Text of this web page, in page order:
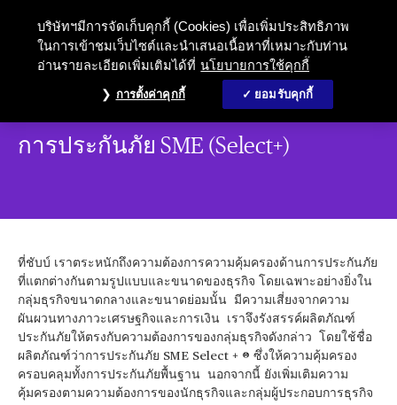
ประกันภัย sme
การประกันภัย SME (Select+)
ที่ชับบ์ เราตระหนักถึงความต้องการความคุ้มครองด้านการประกันภัย
ที่แตกต่างกันตามรูปแบบและขนาดของธุรกิจ โดยเฉพาะอย่างยิ่งใน
กลุ่มธุรกิจขนาดกลางและขนาดย่อมนั้น มีความเสี่ยงจากความ
ผันผวนทางภาวะเศรษฐกิจและการเงิน เราจึงรังสรรค์ผลิตภัณฑ์
ประกันภัยให้ตรงกับความต้องการของกลุ่มธุรกิจดังกล่าว โดยใช้ชื่อ
ผลิตภัณฑ์ว่าการประกันภัย SME Select + ® ซึ่งให้ความคุ้มครอง
ครอบคลุมทั้งการประกันภัยพื้นฐาน นอกจากนี้ ยังเพิ่มเติมความ
คุ้มครองตามความต้องการของนักธุรกิจและกลุ่มผู้ประกอบการธุรกิจ
บริษัทฯมีการจัดเก็บคุกกี้ (Cookies) เพื่อเพิ่มประสิทธิภาพ
ในการเข้าชมเว็บไซต์และนำเสนอเนื้อหาที่เหมาะกับท่าน
อ่านรายละเอียดเพิ่มเติมได้ที่ นโยบายการใช้คุกกี้
การตั้งค่าคุกกี้ ยอมรับคุกกี้